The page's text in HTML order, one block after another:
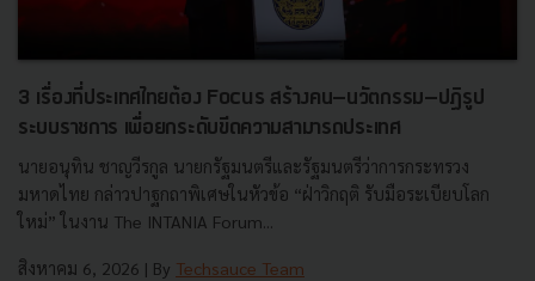
3 เรื่องที่ประเทศไทยต้อง Focus สร้างคน–นวัตกรรม–ปฏิรูป
ระบบราชการ เพื่อยกระดับขีดความสามารถประเทศ
นายอนุทิน ชาญวีรกูล นายกรัฐมนตรีและรัฐมนตรีว่าการกระทรวง
มหาดไทย กล่าวปาฐกถาพิเศษในหัวข้อ “ฝ่าวิกฤติ รับมือระเบียบโลก
ใหม่” ในงาน The INTANIA Forum...
สิงหาคม 6, 2026 | By Techsauce Team